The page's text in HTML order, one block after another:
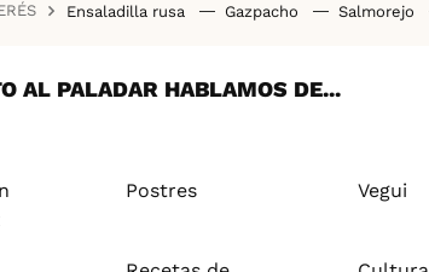
Ensaladilla rusa Gazpacho Salmorejo
AL PALADAR HABLAMOS DE...
Postres Vegui